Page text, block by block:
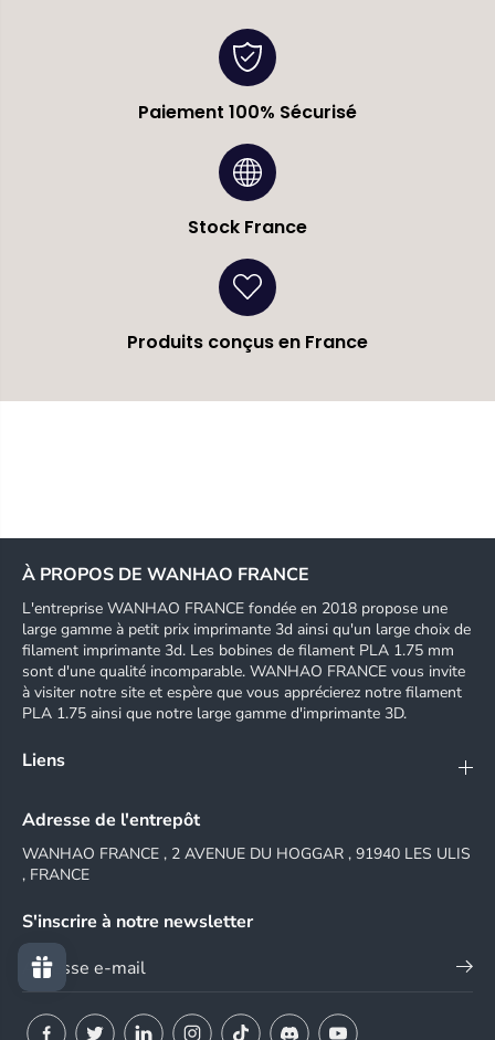
Paiement 100% Sécurisé
Stock France
Produits conçus en France
À PROPOS DE WANHAO FRANCE
L'entreprise WANHAO FRANCE fondée en 2018 propose une
large gamme à petit prix imprimante 3d ainsi qu'un large choix de
filament imprimante 3d. Les bobines de filament PLA 1.75 mm
sont d'une qualité incomparable. WANHAO FRANCE vous invite
à visiter notre site et espère que vous apprécierez notre filament
PLA 1.75 ainsi que notre large gamme d'imprimante 3D.
Liens
Adresse de l'entrepôt
WANHAO FRANCE , 2 AVENUE DU HOGGAR , 91940 LES ULIS
, FRANCE
S'inscrire à notre newsletter